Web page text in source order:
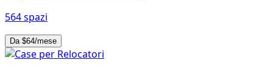
564 spazi
Da $64/mese